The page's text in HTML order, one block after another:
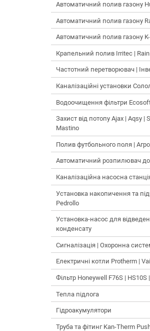
Автоматичний полив газону
Автоматичний полив газону
Автоматичний полив газону
Крапельний полив Irritec | Rain
Частотний перетворювач |
Каналізаційні установки
Водоочищення фільтри
Захист від потопу Ajax | Aqsy |
Mastino
Полив футбольного поля |
Автоматичний розпилювач
Каналізаційна насосна
Установка накопичення та
Pedrollo
Установка-насос для
конденсату
Сигналізація | Охоронна
Електричні котли Protherm |
Фільтр Honeywell F76S | HS10S
Тепла підлога
Гідроакумулятори
Труба та фітинг Kan-Therm